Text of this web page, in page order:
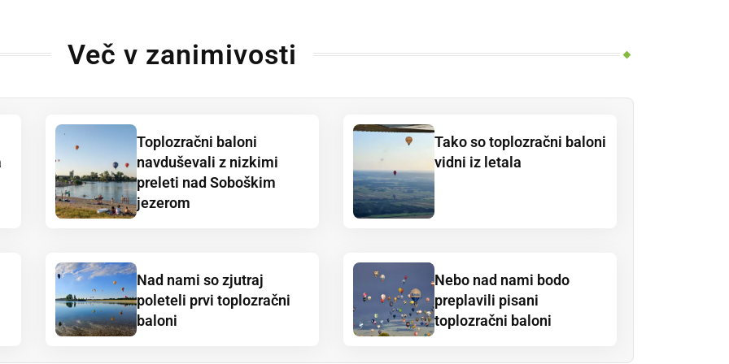
Več v zanimivosti
Toplozračni baloni
navduševali z nizkimi
preleti nad Soboškim
jezerom
Tako so toplozračni baloni
vidni iz letala
Nad nami so zjutraj
poleteli prvi toplozračni
baloni
Nebo nad nami bodo
preplavili pisani
toplozračni baloni